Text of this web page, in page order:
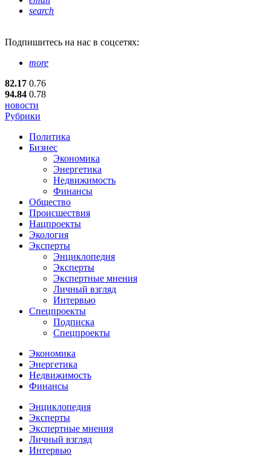
search
Подпишитесь на нас в соцсетях:
more
82.17 0.76
94.84 0.78
новости
Рубрики
Политика
Бизнес
Экономика
Энергетика
Недвижимость
Финансы
Общество
Происшествия
Нацпроекты
Экология
Эксперты
Энциклопедия
Эксперты
Экспертные мнения
Личный взгляд
Интервью
Спецпроекты
Подписка
Спецпроекты
Экономика
Энергетика
Недвижимость
Финансы
Энциклопедия
Эксперты
Экспертные мнения
Личный взгляд
Интервью